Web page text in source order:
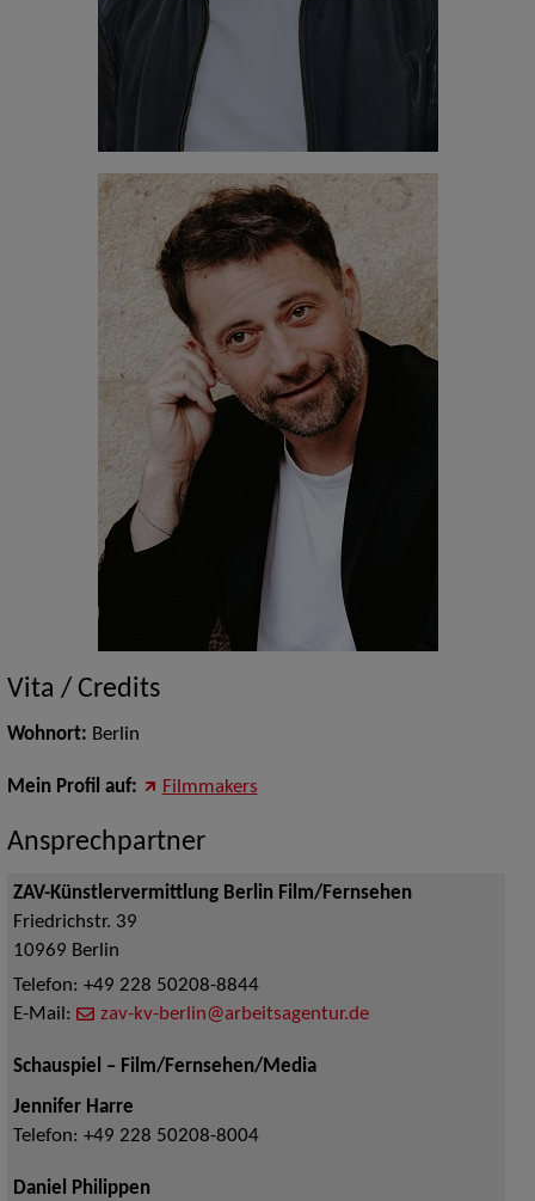
Vita / Credits
Wohnort: Berlin
Mein Profil auf: Filmmakers
Ansprechpartner
ZAV-Künstlervermittlung Berlin Film/Fernsehen
Friedrichstr. 39
10969 Berlin
Telefon: +49 228 50208-8844
E-Mail:
zav-kv-berlin@arbeitsagentur.de
Schauspiel – Film/Fernsehen/Media
Jennifer Harre
Telefon: +49 228 50208-8004
Daniel Philippen